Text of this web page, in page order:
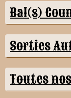
Bal(s)
Sorties
Toutes